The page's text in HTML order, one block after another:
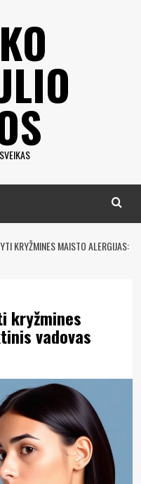
KRYŽMINES MAISTO ALERGIJAS:
kryžmines
vadovas